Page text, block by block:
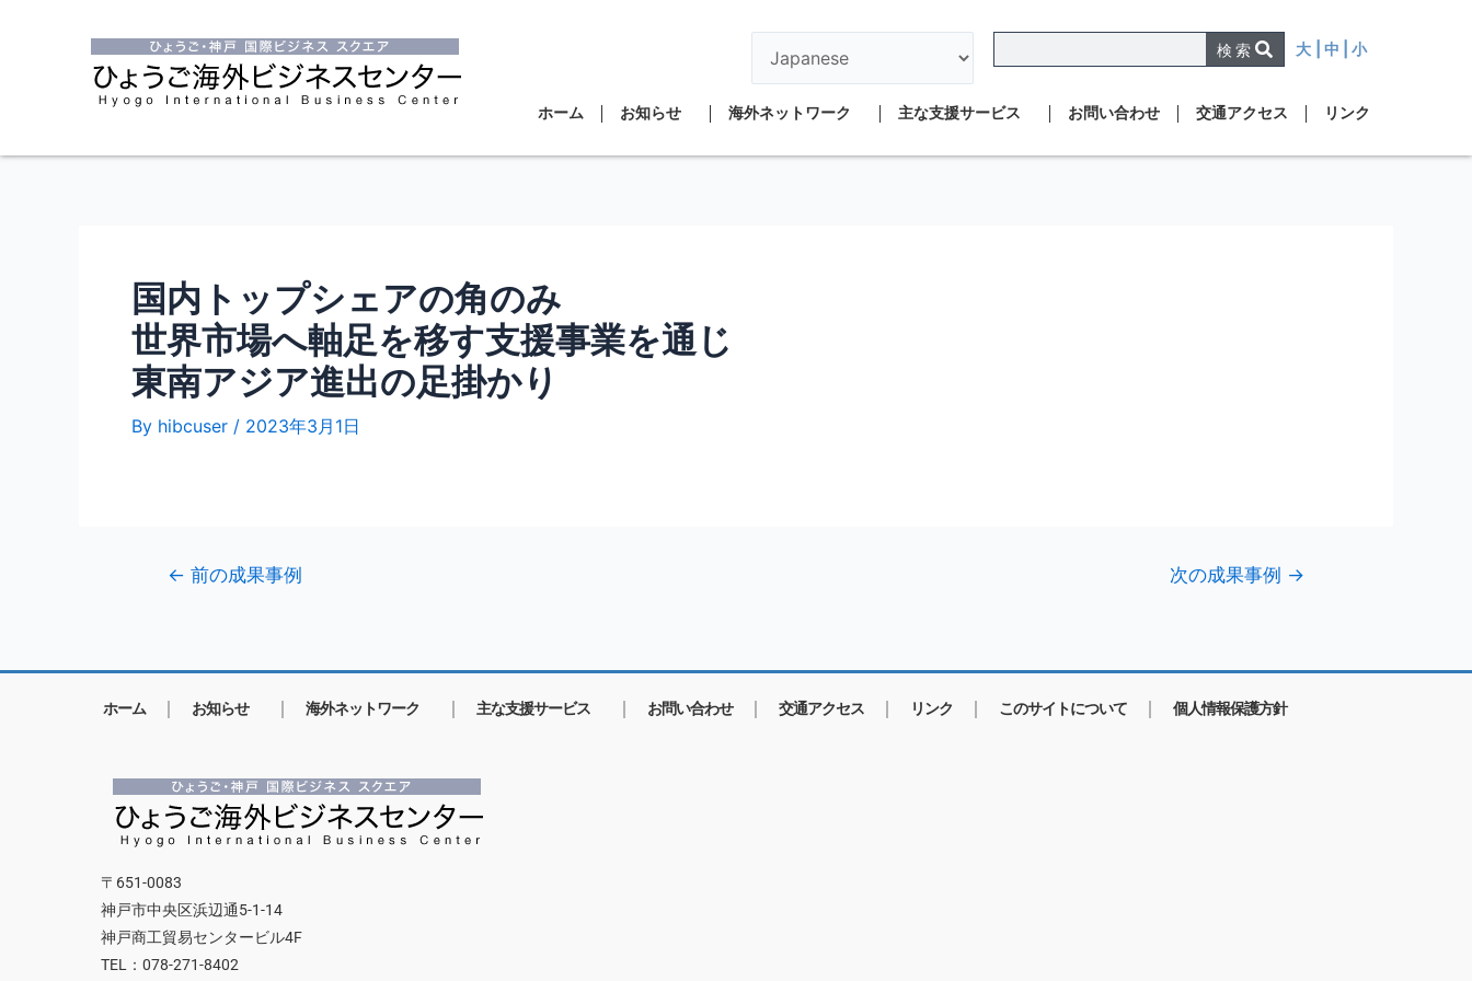
検 索 大 | 中 |小
ホーム お知らせ 海外ネットワーク 主な支援サービス お問い合わせ 交通アクセス リンク
国内トップシェアの角のみ
世界市場へ軸足を移す支援事業を通じ
東南アジア進出の足掛かり
By hibcuser / 2023年3月1日
← 前の成果事例 次の成果事例 →
ホーム お知らせ 海外ネットワーク 主な支援サービス お問い合わせ 交通アクセス リンク このサイトについて 個人情報保護方針
〒651-0083
神戸市中央区浜辺通5-1-14
神戸商工貿易センタービル4F
TEL：078-271-8402